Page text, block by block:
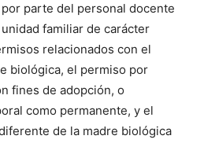
parte del personal docente
familiar de carácter
relacionados con el
biológica, el permiso por
fines de adopción, o
como permanente, y el
de la madre biológica